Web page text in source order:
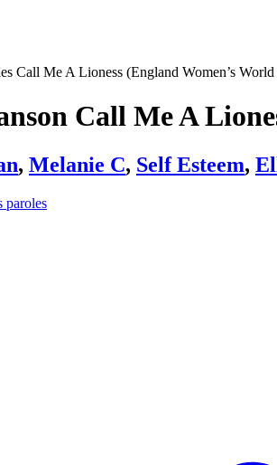
Call Me A Lioness (England Women’s
Call Me A
, Melanie C, Self Esteem,
paroles